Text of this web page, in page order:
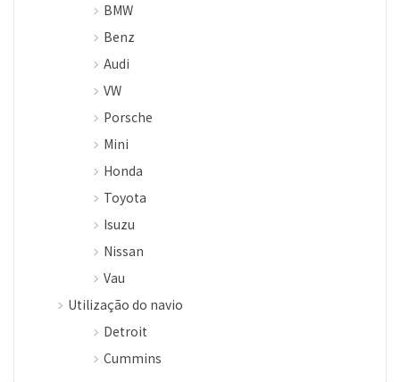
BMW
Benz
Audi
VW
Porsche
Mini
Honda
Toyota
Isuzu
Nissan
Vau
Utilização do navio
Detroit
Cummins